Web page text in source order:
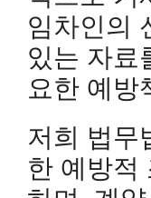
임차인의
있는 자료
요한 예방
저희 법무
한 예방적